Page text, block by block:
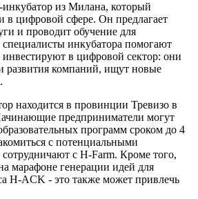
инкубатор из Милана, который
в цифровой сфере. Он предлагает
и проводит обучение для
инкубатора помогают
в цифровой сектор: они
развития компаний, ищут новые
находится в провинции Тревизо в
предприниматели могут
программ сроком до 4
с потенциальными
с H-Farm. Кроме того,
марафоне генерации идей для
H-ACK - это также может привлечь